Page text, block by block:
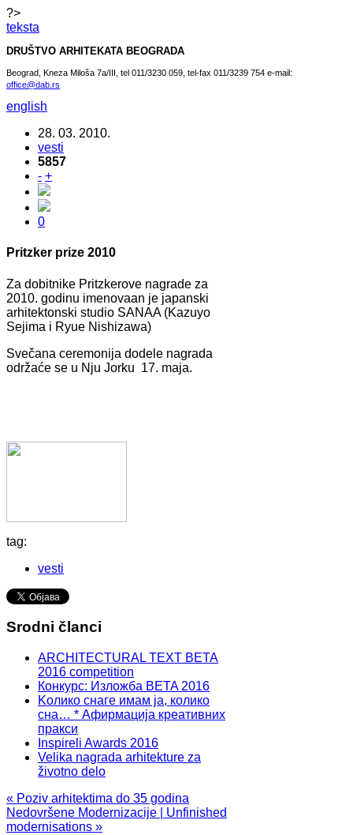
?>
teksta
DRUŠTVO ARHITEKATA BEOGRADA
Beograd, Kneza Miloša 7a/III, tel 011/3230 059, tel-fax 011/3239 754 e-mail:
office@dab.rs
english
28. 03. 2010.
vesti
5857
- +
0
Pritzker prize 2010
Za dobitnike Pritzkerove nagrade za
2010. godinu imenovaan je japanski
arhitektonski studio SANAA (Kazuyo
Sejima i Ryue Nishizawa)
Svečana ceremonija dodele nagrada
održaće se u Nju Jorku 17. maja.
tag:
vesti
Srodni članci
ARCHITECTURAL TEXT BETA
2016 competition
Конкурс: Изложба BETA 2016
Kолико снаге имам ја, колико
сна… * Афирмација креативних
пракси
Inspireli Awards 2016
Velika nagrada arhitekture za
životno delo
« Poziv arhitektima do 35 godina
Nedovršene Modernizacije | Unfinished
modernisations »